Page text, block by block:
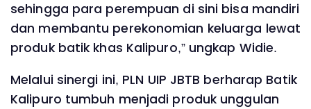
sehingga para perempuan di sini bisa mandiri
dan membantu perekonomian keluarga lewat
produk batik khas Kalipuro,” ungkap Widie.
Melalui sinergi ini, PLN UIP JBTB berharap Batik
Kalipuro tumbuh menjadi produk unggulan